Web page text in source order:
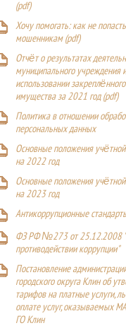
(pdf)
Хочу помогать: как не
мошенникам (pdf)
Отчёт о результатах
муниципального учреждения
использовании
имущества за 2021 год (pdf)
Политика в отношении
персональных данных
Основные положения
на 2022 год
Основные положения
на 2023 год
Антикоррупционные
ФЗ РФ №273 от 25.12.2008
противодействии коррупции"
Постановление
городского округа Клин об
тарифов на платные услуги,
оплате услуг, оказываемых
ГО Клин